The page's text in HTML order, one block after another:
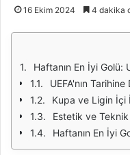
16 Ekim 2024 4 dakika
Haftanın En İyi Golü:
UEFA'nın
Kupa ve Ligin İçi
Estetik ve Teknik
Haftanın En İyi